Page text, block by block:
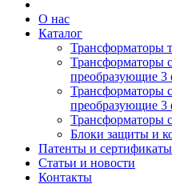
О нас
Каталог
Трансформаторы
Трансформаторы
преобразующие 3
Трансформаторы
преобразующие 3
Трансформаторы
Блоки защиты и
Патенты и сертификаты
Статьи и новости
Контакты